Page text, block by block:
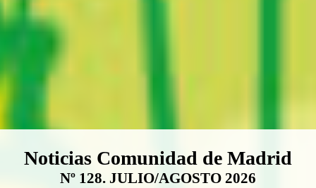
Boletín Noticias Comunidad de
Noticias Comunidad de Madrid
Nº 128. JULIO/AGOSTO 2026